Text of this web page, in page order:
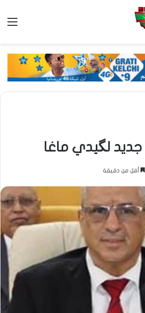
لگيدي ماغا
أقل من دقيقة